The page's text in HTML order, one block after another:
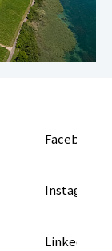
Facebook
Instagram
LinkedIn